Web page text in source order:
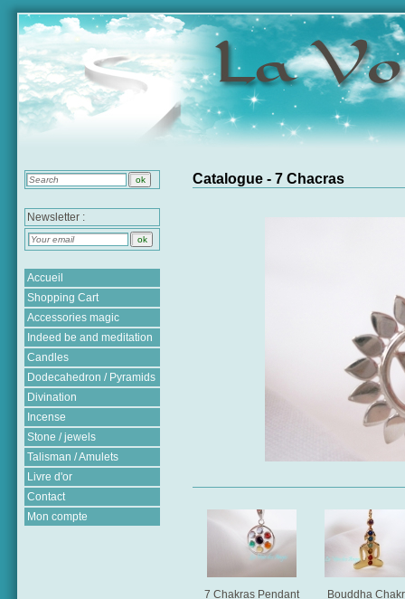
Newsletter :
Accueil
Shopping Cart
Accessories magic
Indeed be and meditation
Candles
Dodecahedron / Pyramids
Divination
Incense
Stone / jewels
Talisman / Amulets
Livre d'or
Contact
Mon compte
Catalogue - 7 Chacras
7 Chakras Pendant
Bouddha